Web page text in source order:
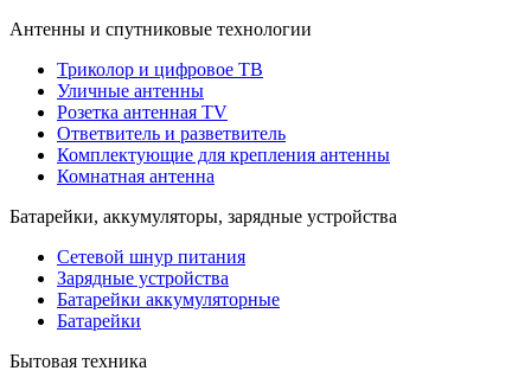
Антенны и спутниковые технологии
Триколор и цифровое ТВ
Уличные антенны
Розетка антенная TV
Ответвитель и разветвитель
Комплектующие для крепления антенны
Комнатная антенна
Батарейки, аккумуляторы, зарядные устройства
Сетевой шнур питания
Зарядные устройства
Батарейки аккумуляторные
Батарейки
Бытовая техника